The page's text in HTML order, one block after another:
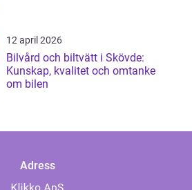
12 april 2026
Bilvård och biltvätt i Skövde:
Kunskap, kvalitet och omtanke
om bilen
Adress